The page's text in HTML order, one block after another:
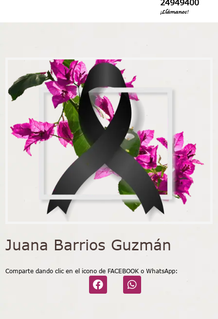
24949400
¡Llámanos!
Juana Barrios Guzmán
Comparte dando clic en el icono de FACEBOOK o WhatsApp: